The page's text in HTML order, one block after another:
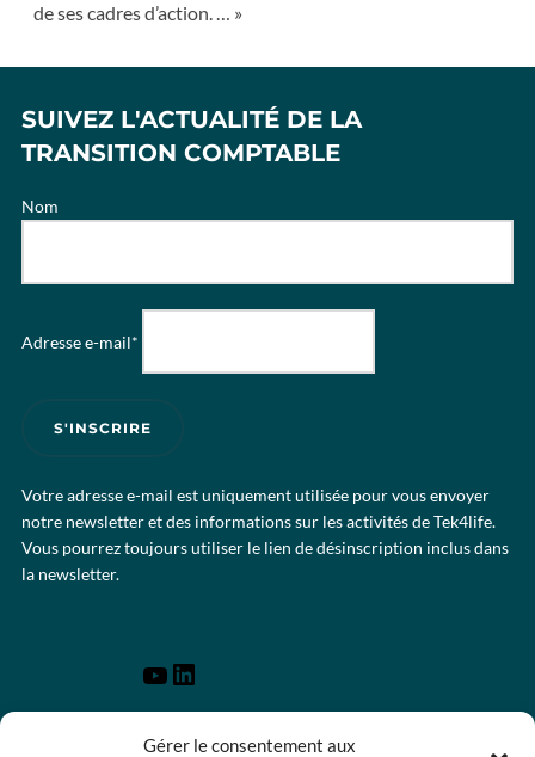
Gérer le consentement aux
de ses cadres d’action. … »
SUIVEZ L'ACTUALITÉ DE LA
TRANSITION COMPTABLE
Nom
Adresse e-mail*
Votre adresse e-mail est uniquement utilisée pour vous envoyer
notre newsletter et des informations sur les activités de Tek4life.
Vous pourrez toujours utiliser le lien de désinscription inclus dans
la newsletter.